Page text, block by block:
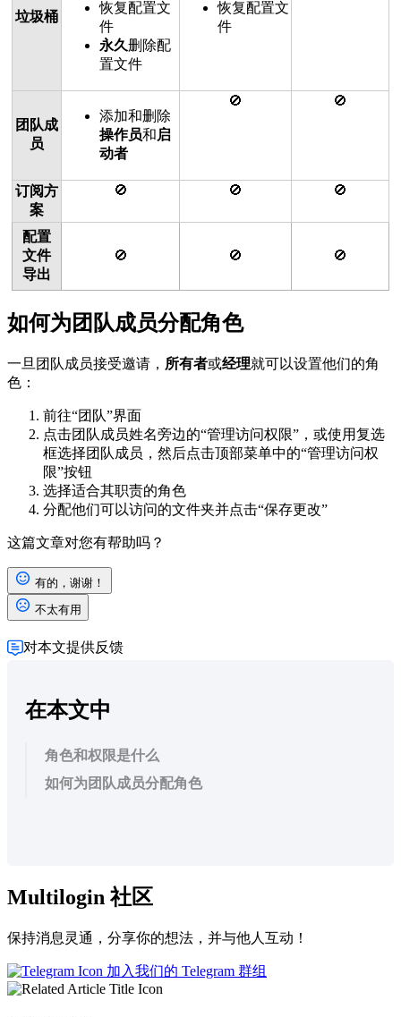
垃圾桶
恢复配置文
件
永久删除配
置文件
恢复配置文
件
团队成
员
添加和删除
操作员和启
动者
🚫 🚫
订阅方
案
🚫 🚫 🚫
配置
文件
导出
🚫 🚫 🚫
如何为团队成员分配角色
一旦团队成员接受邀请， 所有者或经理就可以设置他们的角
色：
前往“团队”界面
点击团队成员姓名旁边的“管理访问权限”，或使用复选
框选择团队成员，然后点击顶部菜单中的“管理访问权
限”按钮
选择适合其职责的角色
分配他们可以访问的文件夹并点击“保存更改”
这篇文章对您有帮助吗？
有的，谢谢！
不太有用
对本文提供反馈
在本文中
角色和权限是什么
如何为团队成员分配角色
Multilogin 社区
保持消息灵通，分享你的想法，并与他人互动！
加入我们的 Telegram 群组